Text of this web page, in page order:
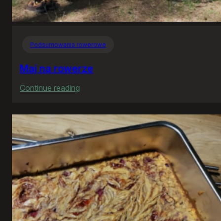
Podsumowania rowerowe
Maj na rowerze
Continue reading
na
rowerze